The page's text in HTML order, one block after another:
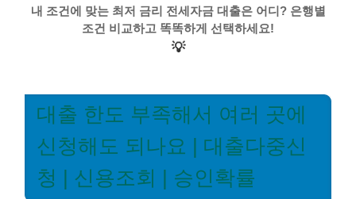
내 조건에 맞는 최저 금리 전세자금 대출은 어디? 은행별
조건 비교하고 똑똑하게 선택하세요!
💡
대출 한도 부족해서 여러 곳에
신청해도 되나요 | 대출다중신
청 | 신용조회 | 승인확률